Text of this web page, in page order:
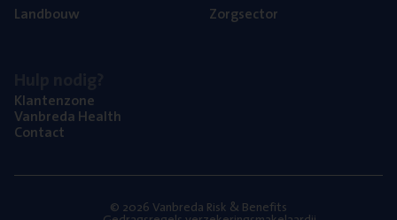
Land­bouw
Zorg­sec­tor
Klan­ten­zo­ne
Van­b­re­da Health
Con­tact
© 2026 Vanbreda Risk & Benefits